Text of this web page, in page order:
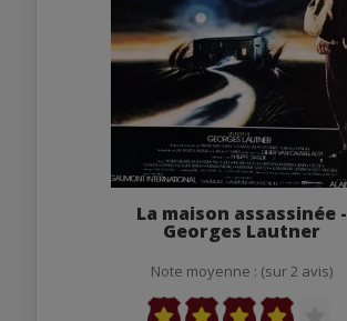
La maison assassinée -
Georges Lautner
Note moyenne : (sur 2 avis)